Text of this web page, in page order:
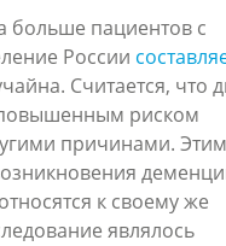
больше пациентов с
России
Считается, что
повышенным риском
причинами.
к своему же
являлось